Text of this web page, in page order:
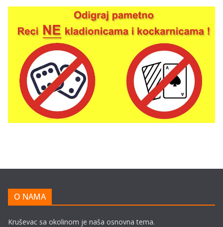
O NAMA
Kruševac sa okolinom je naša osnovna tema.